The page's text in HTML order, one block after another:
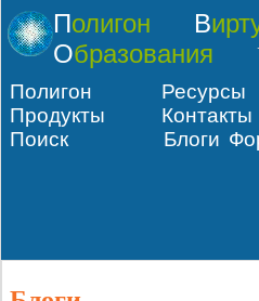
Полигон
Образования
Полигон Ресурсы
Продукты
Контакты
Поиск
Блоги